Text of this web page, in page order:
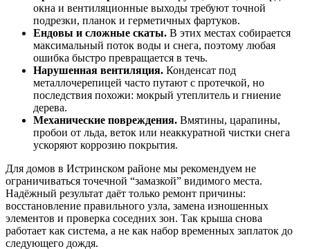
окна и вентиляционные выходы требуют точной
подрезки, планок и герметичных фартуков.
Ендовы и сложные скаты. В этих местах собирается
максимальный поток воды и снега, поэтому любая
ошибка быстро превращается в течь.
Нарушенная вентиляция. Конденсат под
металлочерепицей часто путают с протечкой, но
последствия похожи: мокрый утеплитель и гниение
дерева.
Механические повреждения. Вмятины, царапины,
пробои от льда, веток или неаккуратной чистки снега
ускоряют коррозию покрытия.
Для домов в Истринском районе мы рекомендуем не
ограничиваться точечной “замазкой” видимого места.
Надёжный результат даёт только ремонт причины:
восстановление правильного узла, замена изношенных
элементов и проверка соседних зон. Так крыша снова
работает как система, а не как набор временных заплаток до
следующего дождя.